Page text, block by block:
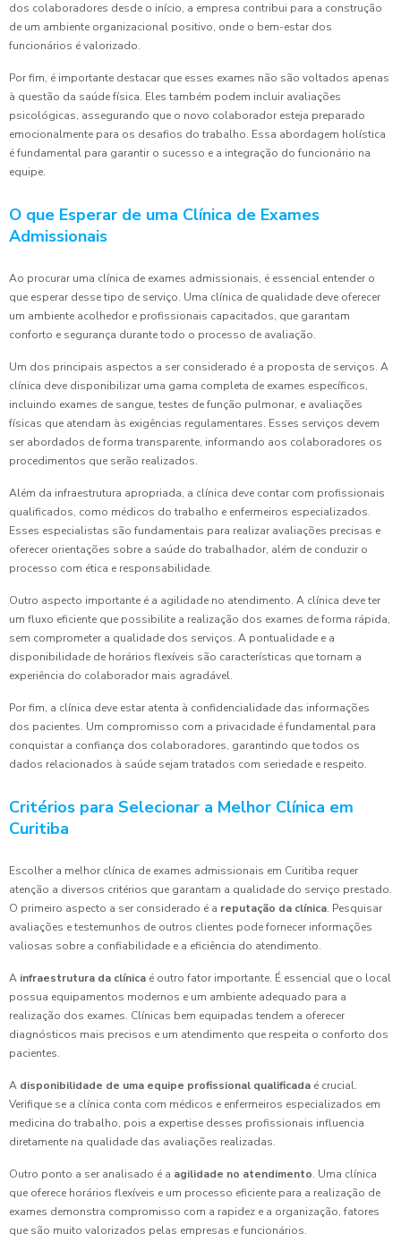
dos colaboradores desde o início, a empresa contribui para a construção
de um ambiente organizacional positivo, onde o bem-estar dos
funcionários é valorizado.
Por fim, é importante destacar que esses exames não são voltados apenas
à questão da saúde física. Eles também podem incluir avaliações
psicológicas, assegurando que o novo colaborador esteja preparado
emocionalmente para os desafios do trabalho. Essa abordagem holística
é fundamental para garantir o sucesso e a integração do funcionário na
equipe.
O que Esperar de uma Clínica de Exames
Admissionais
Ao procurar uma clínica de exames admissionais, é essencial entender o
que esperar desse tipo de serviço. Uma clínica de qualidade deve oferecer
um ambiente acolhedor e profissionais capacitados, que garantam
conforto e segurança durante todo o processo de avaliação.
Um dos principais aspectos a ser considerado é a proposta de serviços. A
clínica deve disponibilizar uma gama completa de exames específicos,
incluindo exames de sangue, testes de função pulmonar, e avaliações
físicas que atendam às exigências regulamentares. Esses serviços devem
ser abordados de forma transparente, informando aos colaboradores os
procedimentos que serão realizados.
Além da infraestrutura apropriada, a clínica deve contar com profissionais
qualificados, como médicos do trabalho e enfermeiros especializados.
Esses especialistas são fundamentais para realizar avaliações precisas e
oferecer orientações sobre a saúde do trabalhador, além de conduzir o
processo com ética e responsabilidade.
Outro aspecto importante é a agilidade no atendimento. A clínica deve ter
um fluxo eficiente que possibilite a realização dos exames de forma rápida,
sem comprometer a qualidade dos serviços. A pontualidade e a
disponibilidade de horários flexíveis são características que tornam a
experiência do colaborador mais agradável.
Por fim, a clínica deve estar atenta à confidencialidade das informações
dos pacientes. Um compromisso com a privacidade é fundamental para
conquistar a confiança dos colaboradores, garantindo que todos os
dados relacionados à saúde sejam tratados com seriedade e respeito.
Critérios para Selecionar a Melhor Clínica em
Curitiba
Escolher a melhor clínica de exames admissionais em Curitiba requer
atenção a diversos critérios que garantam a qualidade do serviço prestado.
O primeiro aspecto a ser considerado é a reputação da clínica. Pesquisar
avaliações e testemunhos de outros clientes pode fornecer informações
valiosas sobre a confiabilidade e a eficiência do atendimento.
A infraestrutura da clínica é outro fator importante. É essencial que o local
possua equipamentos modernos e um ambiente adequado para a
realização dos exames. Clínicas bem equipadas tendem a oferecer
diagnósticos mais precisos e um atendimento que respeita o conforto dos
pacientes.
A disponibilidade de uma equipe profissional qualificada é crucial.
Verifique se a clínica conta com médicos e enfermeiros especializados em
medicina do trabalho, pois a expertise desses profissionais influencia
diretamente na qualidade das avaliações realizadas.
Outro ponto a ser analisado é a agilidade no atendimento. Uma clínica
que oferece horários flexíveis e um processo eficiente para a realização de
exames demonstra compromisso com a rapidez e a organização, fatores
que são muito valorizados pelas empresas e funcionários.